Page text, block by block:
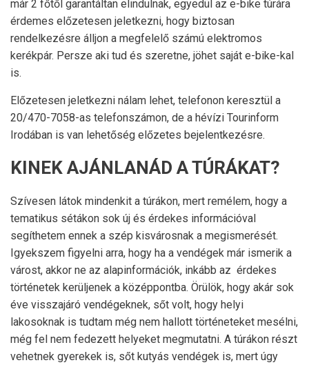
már 2 főtől garantáltan elindulnak, egyedül az e-bike túrára
érdemes előzetesen jeletkezni, hogy biztosan
rendelkezésre álljon a megfelelő számú elektromos
kerékpár. Persze aki tud és szeretne, jöhet saját e-bike-kal
is.
Előzetesen jeletkezni nálam lehet, telefonon keresztül a
20/470-7058-as telefonszámon, de a hévízi Tourinform
Irodában is van lehetőség előzetes bejelentkezésre.
KINEK AJÁNLANÁD A TÚRÁKAT?
Szívesen látok mindenkit a túrákon, mert remélem, hogy a
tematikus sétákon sok új és érdekes információval
segíthetem ennek a szép kisvárosnak a megismerését.
Igyekszem figyelni arra, hogy ha a vendégek már ismerik a
várost, akkor ne az alapinformációk, inkább az érdekes
történetek kerüljenek a középpontba. Örülök, hogy akár sok
éve visszajáró vendégeknek, sőt volt, hogy helyi
lakosoknak is tudtam még nem hallott történeteket mesélni,
még fel nem fedezett helyeket megmutatni. A túrákon részt
vehetnek gyerekek is, sőt kutyás vendégek is, mert úgy